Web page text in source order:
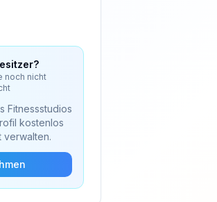
noch nicht
Fitnessstudios
kostenlos
verwalten.